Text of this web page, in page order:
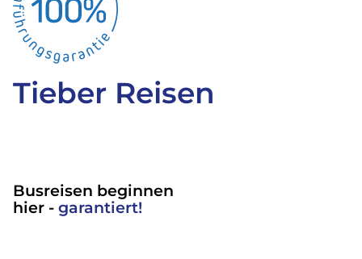
Tieber Reisen
Busreisen beginnen
hier - garantiert!